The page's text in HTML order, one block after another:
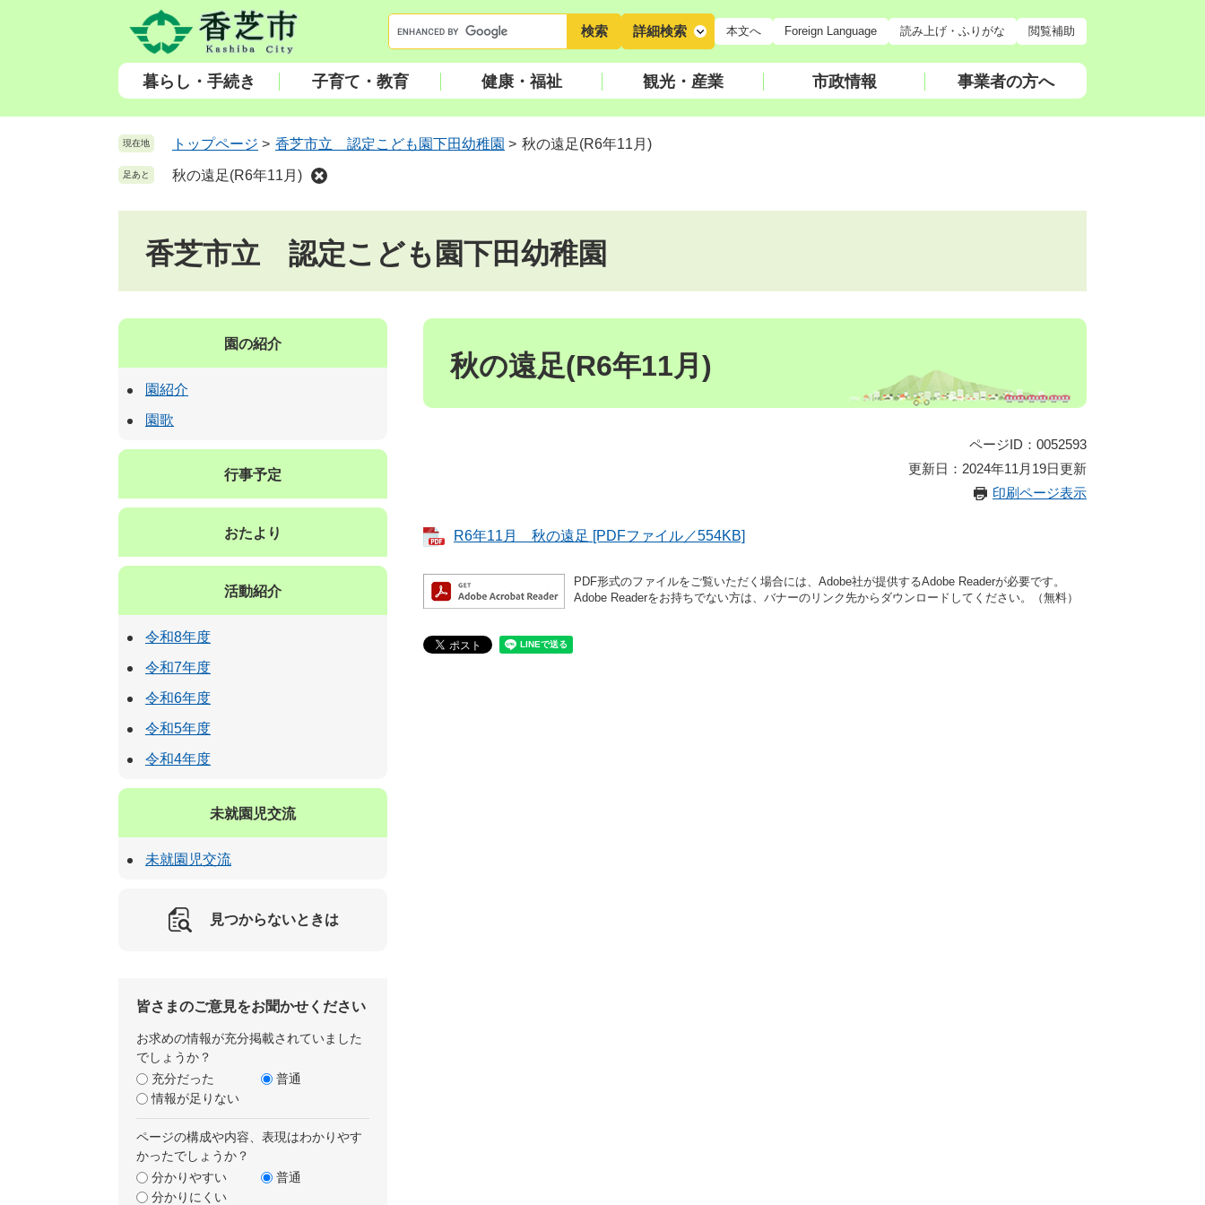
頭
飛
ー
ワ
ー
索
詳細検索 本文へ Foreign Language 読み上げ・ふりがな 閲覧補助
暮らし・手続き 子育て・教育 健康・福祉 観光・産業 市政情報 事業者の方へ
現在地 トップページ > 香芝市立 認定こども園下田幼稚園 > 秋の遠足(R6年11月)
足あと 秋の遠足(R6年11月)
香芝市立 認定こども園下田幼稚園
本
秋の遠足(R6年11月)
ページID：0052593
更新日：2024年11月19日更新
印刷ページ表示
R6年11月 秋の遠足 [PDFファイル／554KB]
PDF形式のファイルをご覧いただく場合には、Adobe社が提供するAdobe Readerが必要です。
Adobe Readerをお持ちでない方は、バナーのリンク先からダウンロードしてください。（無料）
園の紹介
園紹介
園歌
行事予定
おたより
活動紹介
令和8年度
令和7年度
令和6年度
令和5年度
令和4年度
未就園児交流
未就園児交流
見つからないときは
皆さまのご意見をお聞かせください
お求めの情報が充分掲載されていました
でしょうか？
充分だった
普通
情報が足りない
ページの構成や内容、表現はわかりやす
かったでしょうか？
分かりやすい
普通
分かりにくい